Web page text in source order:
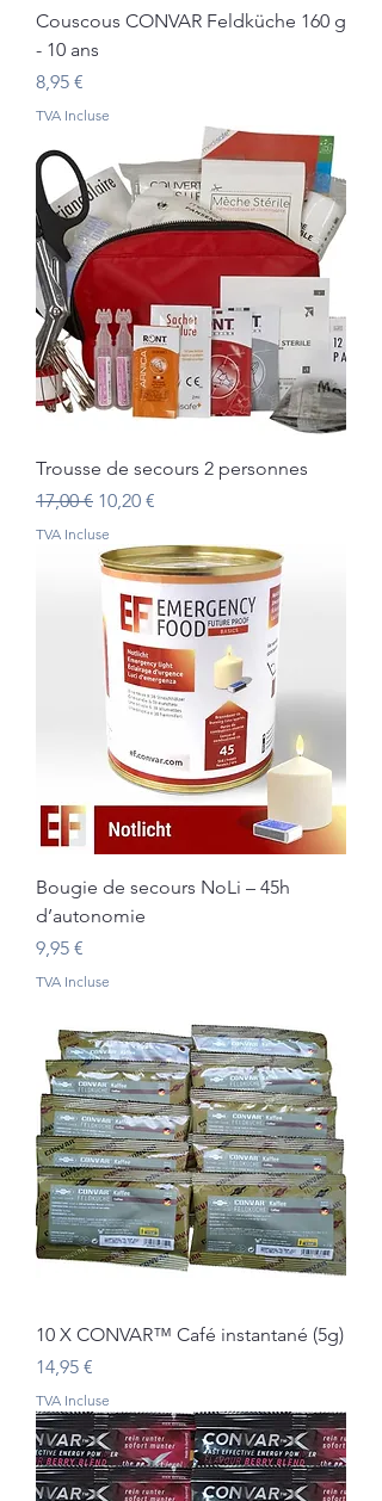
Couscous CONVAR Feldküche 160 g
- 10 ans
Prix
8,95 €
TVA Incluse
Trousse de secours 2 personnes
Prix original
17,00 € Prix promotionnel
10,20 €
TVA Incluse
Bougie de secours NoLi – 45h
d’autonomie
Prix
9,95 €
TVA Incluse
10 X CONVAR™ Café instantané (5g)
Prix
14,95 €
TVA Incluse